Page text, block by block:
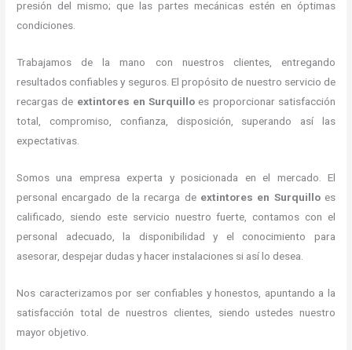
presión del mismo; que las partes mecánicas estén en óptimas
condiciones.
Trabajamos de la mano con nuestros clientes, entregando
resultados confiables y seguros. El propósito de nuestro servicio de
recargas de extintores en Surquillo es proporcionar satisfacción
total, compromiso, confianza, disposición, superando así las
expectativas.
Somos una empresa experta y posicionada en el mercado. El
personal encargado de la recarga de extintores en Surquilloes
calificado, siendo este servicio nuestro fuerte, contamos con el
personal adecuado, la disponibilidad y el conocimiento para
asesorar, despejar dudas y hacer instalaciones si así lo desea.
Nos caracterizamos por ser confiables y honestos, apuntando a la
satisfacción total de nuestros clientes, siendo ustedes nuestro
mayor objetivo.